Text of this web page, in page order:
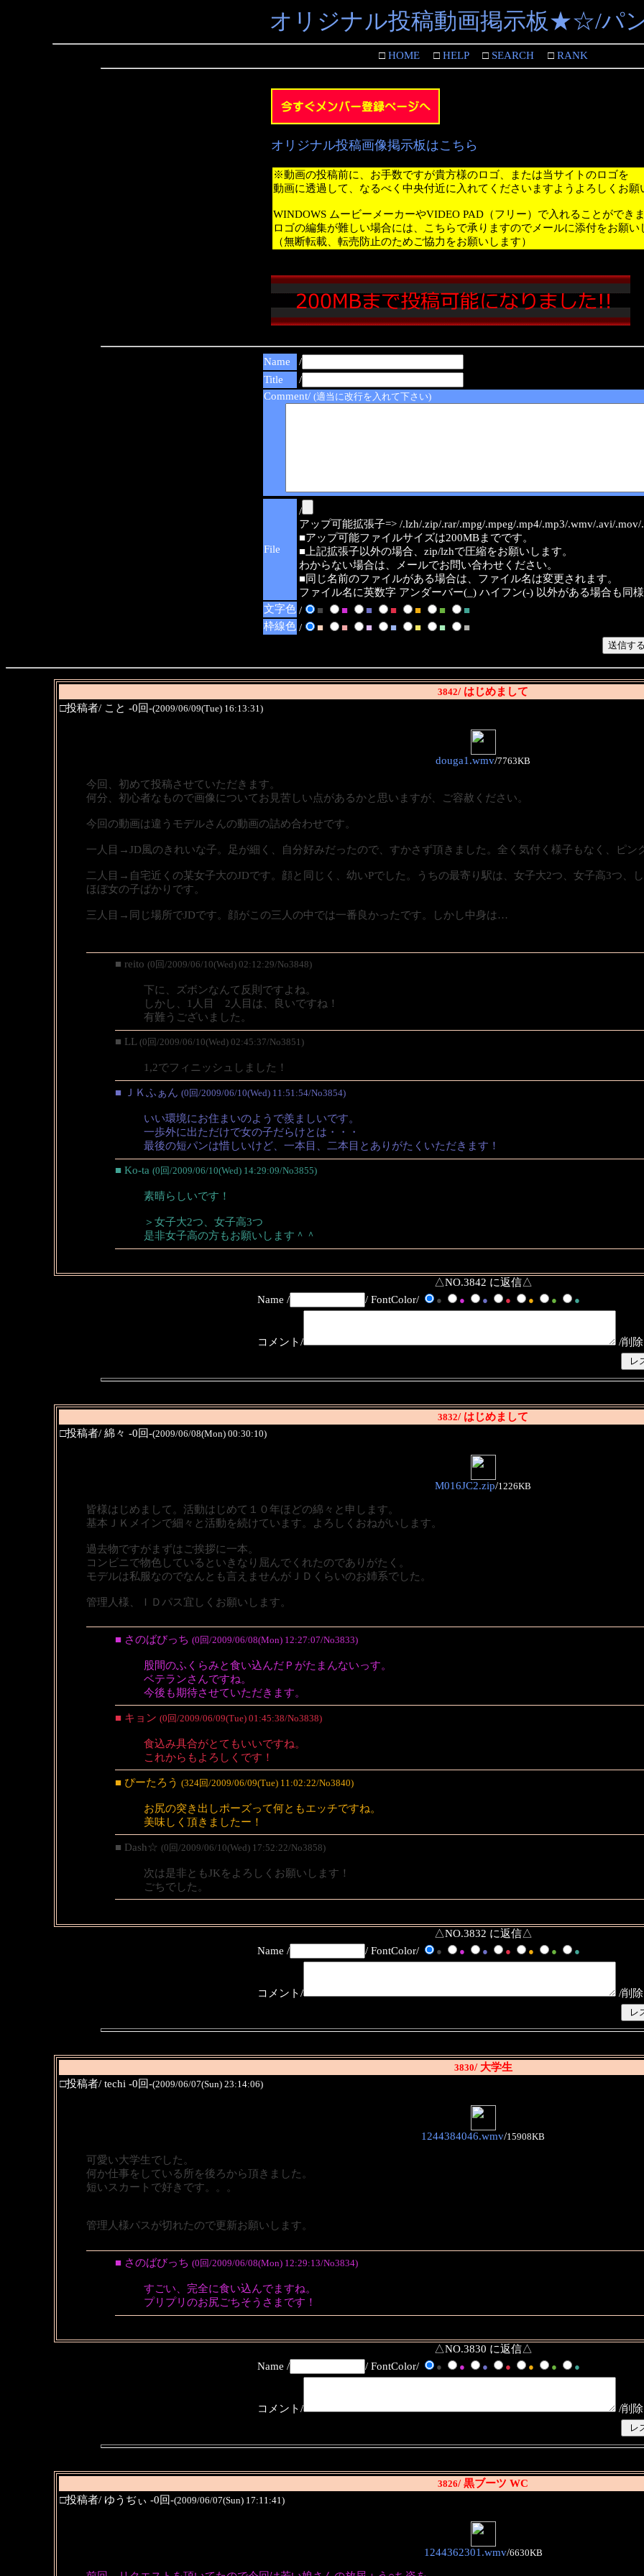
オリジナル投稿動画掲示板★☆/パ
□HOME□HELP□SEARCH□RANK
オリジナル投稿画像掲示板はこちら
※動画の投稿前に、お手数ですが貴方様のロゴ、または当サイトのロゴを
動画に透過して、なるべく中央付近に入れてくださいますようよろしくお願
WINDOWS ムービーメーカーやVIDEO PAD（フリー）で入れることができ
ロゴの編集が難しい場合には、こちらで承りますのでメールに添付をお願い
（無断転載、転売防止のためご協力をお願いします）
Name
/
Title
/
Comment/ (適当に改行を入れて下さい)
File
/
アップ可能拡張子=> /.lzh/.zip/.rar/.mpg/.mpeg/.mp4/.mp3/.wmv/.avi/.mov/
■アップ可能ファイルサイズは200MBまでです。
■上記拡張子以外の場合、zip/lzhで圧縮をお願いします。
わからない場合は、メールでお問い合わせください。
■同じ名前のファイルがある場合は、ファイル名は変更されます。
ファイル名に英数字 アンダーバー(_) ハイフン(-) 以外がある場合も同
文字色 / ■ ■ ■ ■ ■ ■
■
枠線色 / ■ ■ ■ ■ ■ ■ ■
3842/ はじめまして
□投稿者/ こと -0回-(2009/06/09(Tue) 16:13:31)
douga1.wmv/7763KB
今回、初めて投稿させていただきます。
何分、初心者なもので画像についてお見苦しい点があるかと思いますが、ご容赦ください。
今回の動画は違うモデルさんの動画の詰め合わせです。
一人目→JD風のきれいな子。足が細く、自分好みだったので、すかさず頂きました。全く気付く様子もなく、ピン
二人目→自宅近くの某女子大のJDです。顔と同じく、幼いPでした。うちの最寄り駅は、女子大2つ、女子高3つ、
ほぼ女の子ばかりです。
三人目→同じ場所でJDです。顔がこの三人の中では一番良かったです。しかし中身は…
■ reito (0回/2009/06/10(Wed) 02:12:29/No3848)
下に、ズボンなんて反則ですよね。
しかし、1人目 2人目は、良いですね！
有難うございました。
■ LL (0回/2009/06/10(Wed) 02:45:37/No3851)
1,2でフィニッシュしました！
■ ＪＫふぁん (0回/2009/06/10(Wed) 11:51:54/No3854)
いい環境にお住まいのようで羨ましいです。
一歩外に出ただけで女の子だらけとは・・・
最後の短パンは惜しいけど、一本目、二本目とありがたくいただきます！
■ Ko-ta (0回/2009/06/10(Wed) 14:29:09/No3855)
素晴らしいです！
＞女子大2つ、女子高3つ
是非女子高の方もお願いします＾＾
△NO.3842 に返信△
Name /
/ FontColor/ ● ● ● ● ● ● ●
コメント/ /削
3832/ はじめまして
□投稿者/ 綿々 -0回-(2009/06/08(Mon) 00:30:10)
M016JC2.zip/1226KB
皆様はじめまして。活動はじめて１０年ほどの綿々と申します。
基本ＪＫメインで細々と活動を続けています。よろしくおねがいします。
過去物ですがまずはご挨拶に一本。
コンビニで物色しているといきなり屈んでくれたのでありがたく。
モデルは私服なのでなんとも言えませんがＪＤくらいのお姉系でした。
管理人様、ＩＤパス宜しくお願いします。
■ さのばびっち (0回/2009/06/08(Mon) 12:27:07/No3833)
股間のふくらみと食い込んだＰがたまんないっす。
ベテランさんですね。
今後も期待させていただきます。
■ キョン (0回/2009/06/09(Tue) 01:45:38/No3838)
食込み具合がとてもいいですね。
これからもよろしくです！
■ ぴーたろう (324回/2009/06/09(Tue) 11:02:22/No3840)
お尻の突き出しポーズって何ともエッチですね。
美味しく頂きましたー！
■ Dash☆ (0回/2009/06/10(Wed) 17:52:22/No3858)
次は是非ともJKをよろしくお願いします！
ごちでした。
△NO.3832 に返信△
Name /
/ FontColor/ ● ● ● ● ● ● ●
コメント/ /削
3830/ 大学生
□投稿者/ techi -0回-(2009/06/07(Sun) 23:14:06)
1244384046.wmv/15908KB
可愛い大学生でした。
何か仕事をしている所を後ろから頂きました。
短いスカートで好きです。。。
管理人様パスが切れたので更新お願いします。
■ さのばびっち (0回/2009/06/08(Mon) 12:29:13/No3834)
すごい、完全に食い込んでますね。
プリプリのお尻ごちそうさまです！
△NO.3830 に返信△
Name /
/ FontColor/ ● ● ● ● ● ● ●
コメント/ /削
3826/ 黒ブーツ WC
□投稿者/ ゆうぢぃ -0回-(2009/06/07(Sun) 17:11:41)
1244362301.wmv/6630KB